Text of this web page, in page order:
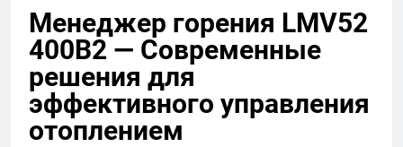
Менеджер горения LMV52
400B2 — Современные
решения для
эффективного управления
отоплением